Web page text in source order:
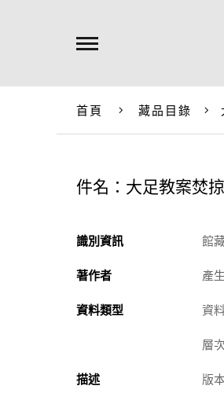
首頁 藏品目錄
件名：大足教案焚
識別資訊 館
著作者 產
資料類型 資
層
描述 版